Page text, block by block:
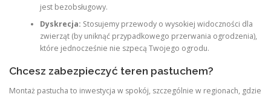
jest bezobsługowy.
Dyskrecja: Stosujemy przewody o wysokiej widoczności dla
zwierząt (by uniknąć przypadkowego przerwania ogrodzenia),
które jednocześnie nie szpecą Twojego ogrodu.
Chcesz zabezpieczyć teren pastuchem?
Montaż pastucha to inwestycja w spokój, szczególnie w regionach, gdzie